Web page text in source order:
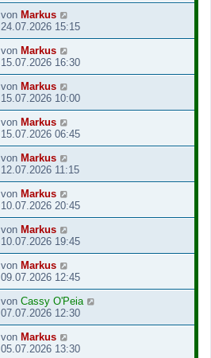
von Markus
24.07.2026 15:15
von Markus
15.07.2026 16:30
von Markus
15.07.2026 10:00
von Markus
15.07.2026 06:45
von Markus
12.07.2026 11:15
von Markus
10.07.2026 20:45
von Markus
10.07.2026 19:45
von Markus
09.07.2026 12:45
von Cassy O'Peia
07.07.2026 12:30
von Markus
05.07.2026 13:30